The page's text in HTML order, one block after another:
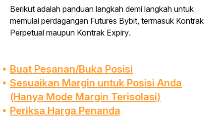
Berikut adalah panduan langkah demi langkah untuk
memulai perdagangan Futures Bybit, termasuk Kontrak
Perpetual maupun Kontrak Expiry.
Buat Pesanan/Buka Posisi
Sesuaikan Margin untuk Posisi Anda
(Hanya Mode Margin Terisolasi)
Periksa Harga Penanda